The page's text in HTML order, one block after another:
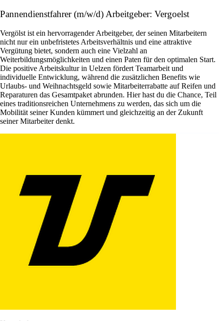
Pannendienstfahrer (m/w/d) Arbeitgeber: Vergoelst
Vergölst ist ein hervorragender Arbeitgeber, der seinen Mitarbeitern
nicht nur ein unbefristetes Arbeitsverhältnis und eine attraktive
Vergütung bietet, sondern auch eine Vielzahl an
Weiterbildungsmöglichkeiten und einen Paten für den optimalen Start.
Die positive Arbeitskultur in Uelzen fördert Teamarbeit und
individuelle Entwicklung, während die zusätzlichen Benefits wie
Urlaubs- und Weihnachtsgeld sowie Mitarbeiterrabatte auf Reifen und
Reparaturen das Gesamtpaket abrunden. Hier hast du die Chance, Teil
eines traditionsreichen Unternehmens zu werden, das sich um die
Mobilität seiner Kunden kümmert und gleichzeitig an der Zukunft
seiner Mitarbeiter denkt.